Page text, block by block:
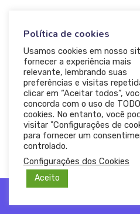
© 2020 — Ewebot by
Política de cookies
Usamos cookies em nosso
fornecer a experiência mais
relevante, lembrando suas
preferências e visitas
clicar em “Aceitar todos”,
concorda com o uso de
cookies. No entanto, você
visitar "Configurações de
para fornecer um
controlado.
Configurações dos Cookies
Aceito